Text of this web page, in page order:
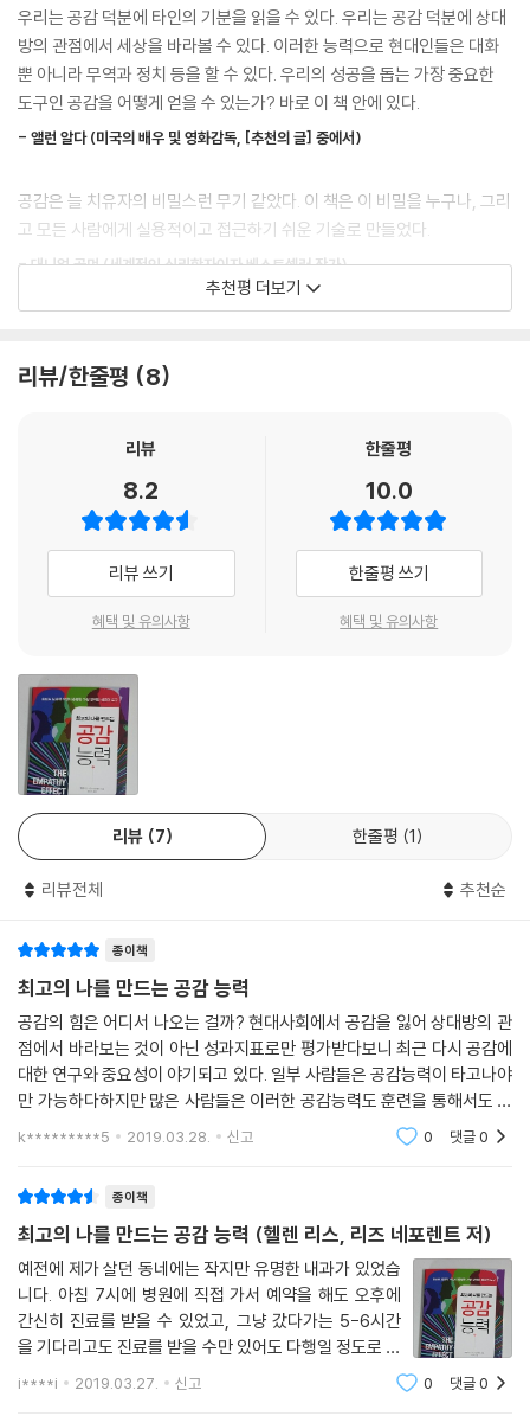
게 즉시 건넬 만한 적절한 말을 찾지 못하는 상황에서도 상대방을 배려하
는 행동을 할 수 있다. --- 「CHAP 1. 나와 당신의 관계에 가장 중요한 공
감」 중에서
종종 어조는 실제로 대화의 텍스트 자체보다 더욱 중요하며 공감적 의사소
말투가 환자에게 상당한 영향을 미친다는 점을 밝힌 바 있다. 외과의사들
을 대상으로 환자와 소통하는 장면을 촬영한 후 말소리의 크기, 속도, 리듬
듣고도 의료 과실 소송을 당한 적이 있는 외과 의사와 그렇지 않은 외과 의
사를 구분해 냈다. 강압적인 말투와 낮은 톤의 목소리가 의료 과실 소송 여
듣는 사람과의 유대감을 형성하는 의사소통 방식은 두 사람 간의 상호작용
을 강화한다는 것을 알 수 있다.
한다. 내 경우 어려운 일을 겪고 있는 친구 혹은 동료와 이야기할 때 어조와
속도를 상대방과 맞추면 도움이 된다. 위로하는 어조는 상대방이 이해받는
다는 느낌을 갖게 하는 데 매우 효과적이다. 반대로 상대방이 날카로운 어
조로 불편한 이야기를 할 때는 내 어조와 억양을 누그러뜨리는 것이 도움
된다. 상대방의 분노의 톤을 따라한다면 그가 느낀 불편한 마음에 공감할
수는 있겠지만, 상대방이 이미 겪고 있는 불안을 증폭시키는 것과 같아 바
람직하지 않다. --- 「CHAP 4. ‘공감’의 문을 여는 일곱 가지 열쇠」 중에서
고도로 특수화된 신경 회로와 그 외 관련 있는 뇌와 몸의 여러 체계가 사회
적인 공유 지능을 형성한다. 화학적·생물학적 반응이 모두 일어나고 나면
배려 깊고 감정적인 공감이 생겨나는 것이다. 좋은 리더는 추종자의 마음
으로 공감을 전파한다. 공감 능력이 뛰어난 리더는 자신의 집단, 팀, 유권자
들과 감정적 유대감을 형성하고 신뢰와 협력을 기반으로 하는 문화를 육성
한다. 자신의 필요를 이해하고 해결할 수 있고 사람들의 재능을 발견하고
활용할 줄 안다. 또한 문제 해결에 있어 타인의 관점을 인지하고 함께하는
의사 결정 과정에 반영한다.
공감은 근본적으로 리더가 자신을 따르는 사람들의 감정과 생각을 읽고 관
된다. 공감은 ‘전염성’이 있기 때문에 협상, 협력, 갈등 해결에도 유용하다.
리더십을 보여야 하는 자리는 또한 경계가 분명해야 한다.
타인에 대한 보다 깊은 이해는 리더가 시야를 넓히고 인간적인 면모를 키
우는 데 도움이 될 것이다. 물론 인간적인 리더가 되기 위해 그릇된 행동에
대한 책임을 묻지 않아야 하는 것은 아니다. 자신의 역할에 충실한 리더여
야 어려움과 위기가 닥쳤을 때 사람들은 리더를 추종하고 자문을 구할 것
이다.
람들이 서로를 더 잘 이해하고 공통점을 찾는 연결고리 역할을 한다.
하버드 의과대학에서는 왜 공감 능력을 연구했을까?
하버드 연구에 따르면, 공감이 부족한 사람일수록 능력이 부족하다는 평가
를 내지 못했다. 반면 공감 능력이 뛰어난 사람은 관계에서는 물론, 능력 부
만 서로에 대한 이해와 협력을 통해서는 달성할 수 있는 가능성을 높이며,
그에 따른 성과를 만들어내는 데 큰 역할을 하기 때문이다.
공감 능력이 제대로 발휘되려면 타인을 인지하고 이해하고 나아가 반응할
수 있도록 하는 특별한 뇌 회로가 필요하다. 이 세 가지 활동이 얼마나 잘
뛰어난 사람들은 대개 타인의 감정을 잘 인지하고 그에 따른 정보를 잘 이
응이 아니라 인간의 유용한 능력이 된 것이다.
뇌과학에서 찾은 공감의 일곱 가지 열쇠
공감의 일곱 가지 열쇠는 ‘눈 맞춤’, ‘표정 근육’, ‘자세’, ‘객관적으로 감정 읽
기’, ‘어조’, ‘사람 전체에 귀기울이기’, ‘당신의 반응’ 등이다. 우리의 삶에서
어떤 식으로든 의미 있고 긍정적인 영향을 준 사람은 모두 나와의 상호작
용에서 이러한 일곱 가지 공감의 열쇠를 주고받은 사람이다. 공감은 우리
미친다.
내 머릿속에서 공감을 일으키는 신경 연결망을 이해하고 상대에게 더 세심
하게 공감한다면, 나와 세상의 모든 관계에 대한 적절하고 섬세한 균형을
유지할 수 있다. 공감이 어렵게 느껴질 때는 공감을 방해하는 장애물을 파
악하고, 공감의 일곱 가지 열쇠를 활용하면 도움이 된다. 더 나은 인간관계
와 삶을 위해 공감의 일곱 가지 열쇠는 당신의 삶에 무엇보다 중요한 도구
가 될 것이다.
우리는 공감 덕분에 타인의 기분을 읽을 수 있다. 우리는 공감 덕분에 상대
방의 관점에서 세상을 바라볼 수 있다. 이러한 능력으로 현대인들은 대화
뿐 아니라 무역과 정치 등을 할 수 있다. 우리의 성공을 돕는 가장 중요한
도구인 공감을 어떻게 얻을 수 있는가? 바로 이 책 안에 있다.
- 앨런 알다 (미국의 배우 및 영화감독, [추천의 글] 중에서)
공감은 늘 치유자의 비밀스런 무기 같았다. 이 책은 이 비밀을 누구나, 그리
고 모든 사람에게 실용적이고 접근하기 쉬운 기술로 만들었다.
- 대니얼 골먼 (세계적인 심리학자이자 베스트셀러 작가)
- 폴 에크먼 (캘리포니아의과대학 명예교수, 미세표정 연구의 세계적 권위자)
추천평 더보기
리뷰/한줄평 8
리뷰
8.2
리뷰 쓰기
혜택 및 유의사항
한줄평
10.0
한줄평 쓰기
혜택 및 유의사항
리뷰 7 한줄평 1
리뷰전체 추천순
종이책
최고의 나를 만드는 공감 능력
공감의 힘은 어디서 나오는 걸까? 현대사회에서 공감을 잃어 상대방의 관
점에서 바라보는 것이 아닌 성과지표로만 평가받다보니 최근 다시 공감에
대한 연구와 중요성이 야기되고 있다. 일부 사람들은 공감능력이 타고나야
만 가능하다하지만 많은 사람들은 이러한 공감능력도 훈련을 통해서도 발
달시킬 수 있다하여 한창 연구되는 이 학문을 보다 읽기 쉽게 뇌과학을 설
k*********5 2019.03.28. 신고 0 댓글0
종이책
최고의 나를 만드는 공감 능력 (헬렌 리스, 리즈 네포렌트 저)
예전에 제가 살던 동네에는 작지만 유명한 내과가 있었습
니다. 아침 7시에 병원에 직접 가서 예약을 해도 오후에
간신히 진료를 받을 수 있었고, 그냥 갔다가는 5-6시간
을 기다리고도 진료를 받을 수만 있어도 다행일 정도로 많
은 사람이 찾던 곳이었지요. 실력이 좋은 것으로도 유명했
i****i 2019.03.27. 신고 0 댓글0